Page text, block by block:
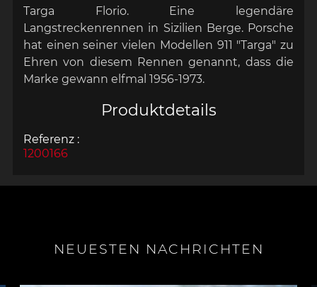
Targa Florio. Eine legendäre
Langstreckenrennen in Sizilien Berge. Porsche
hat einen seiner vielen Modellen 911 "Targa" zu
Ehren von diesem Rennen genannt, dass die
Marke gewann elfmal 1956-1973.
Produktdetails
Referenz :
1200166
NEUESTEN NACHRICHTEN